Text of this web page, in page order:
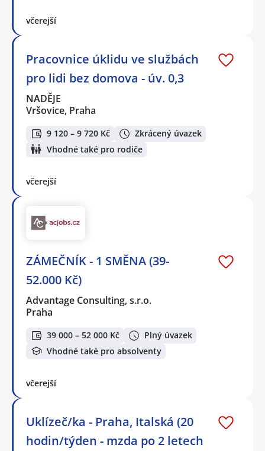
včerejší
Pracovnice úklidu ve službách
pro lidi bez domova - úv. 0,3
NADĚJE
Vršovice, Praha
9 120 – 9 720 Kč
Zkrácený úvazek
Vhodné také pro rodiče
včerejší
ZÁMEČNÍK - 1 SMĚNA (39-
52.000 Kč)
Advantage Consulting, s.r.o.
Praha
39 000 – 52 000 Kč
Plný úvazek
Vhodné také pro absolventy
včerejší
Uklízeč/ka - Praha, Italská (20
hodin/týden - mzda po 2 letech